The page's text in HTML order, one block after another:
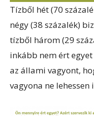
Tízből hét (70
négy (38 százalék)
tízből három (29
inkább nem ért
az állami vagyont,
vagyona ne lehessen